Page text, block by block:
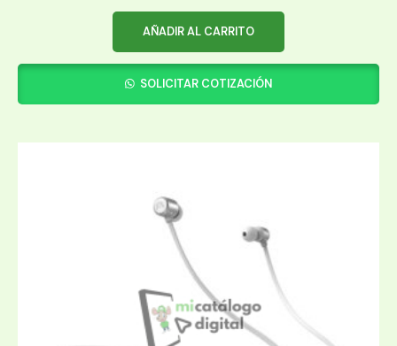
AÑADIR AL CARRITO
SOLICITAR COTIZACIÓN